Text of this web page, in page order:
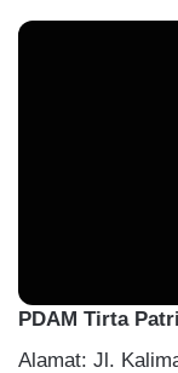
PDAM Tirta
Alamat: Jl.